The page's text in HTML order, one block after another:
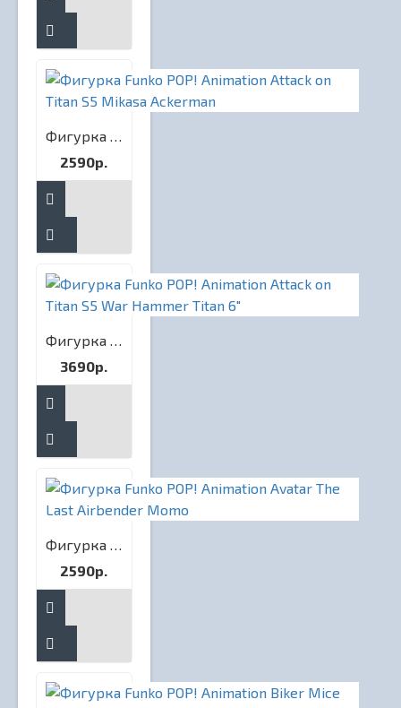
Фигурка Funko POP! Animation Attack on Titan S5 Mikasa Ackerman
2590р.
Фигурка Funko POP! Animation Attack on Titan S5 War Hammer Titan 6"
3690р.
Фигурка Funko POP! Animation Avatar The Last Airbender Momo
2590р.